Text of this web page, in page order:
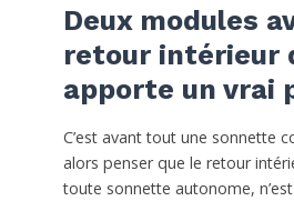
Deux modules
retour intérieur
apporte un vrai
C’est avant tout une sonnette
alors penser que le retour
toute sonnette autonome,